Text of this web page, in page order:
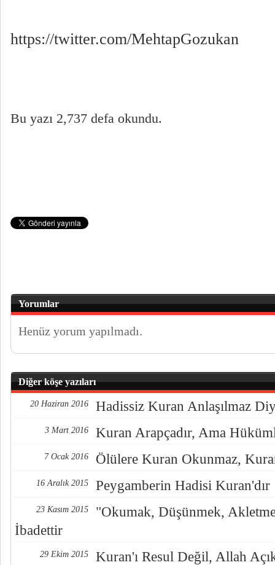
https://twitter.com/MehtapGozukan
Bu yazı 2,737 defa okundu.
Yorumlar
Henüz yorum yapılmadı.
Diğer köşe yazıları
20 Haziran 2016 Hadissiz Kuran Anlaşılmaz
3 Mart 2016 Kuran Arapçadır, Ama
7 Ocak 2016 Ölülere Kuran Okunmaz,
16 Aralık 2015 Peygamberin Hadisi Kuran'dır
23 Kasım 2015
"Okumak, Düşünmek,
İbadettir
29 Ekim 2015 Kuran'ı Resul Değil, Allah